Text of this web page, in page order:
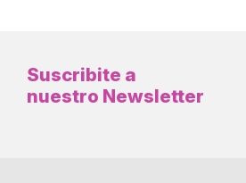
Suscribite a
nuestro Newsletter